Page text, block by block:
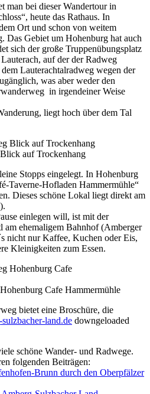
man bei dieser Wandertour in
heute das Rathaus. In
Ort und schon von weitem
Das Gebiet um Hohenburg hat auch
sich der große Truppenübungsplatz
auf der der Radweg
Lauterachtalradweg wegen der
was aber weder den
in irgendeiner Weise
liegt hoch über dem Tal
auf Trockenhang
Stopps eingelegt. In Hohenburg
Taverne-Hofladen Hammermühle“
Dieses schöne Lokal liegt direkt am
einlegen will, ist mit der
am ehemaligem Bahnhof (Amberger
nicht nur Kaffee, Kuchen oder Eis,
Kleinigkeiten zum Essen.
Cafe Hammermühle
bietet eine Broschüre, die
land.de downgeloaded
schöne Wander- und Radwege.
folgenden Beiträgen:
Brunn durch den Oberpfälzer